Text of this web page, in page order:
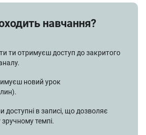
навчання?
ти отримуєш доступ до закритого
новий урок
доступні в записі, що дозволяє
темпі.